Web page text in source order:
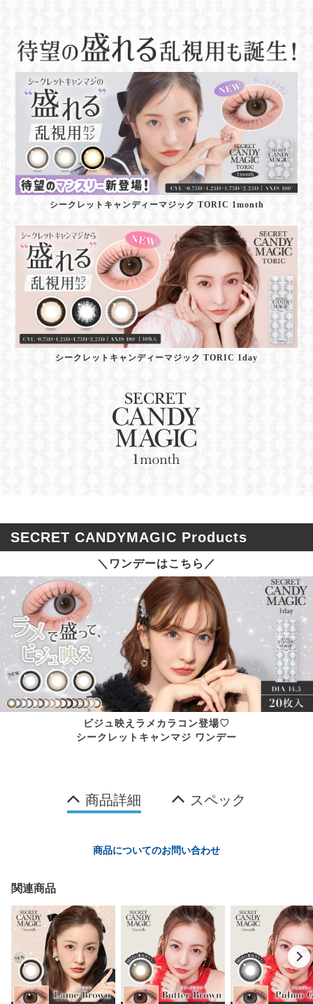
シークレットキャンディーマジック TORIC 1month
シークレットキャンディーマジック TORIC 1day
SECRET CANDYMAGIC Products
＼ワンデーはこちら／
ビジュ映えラメカラコン登場♡
シークレットキャンマジ ワンデー
商品詳細 スペック
商品についてのお問い合わせ
関連商品